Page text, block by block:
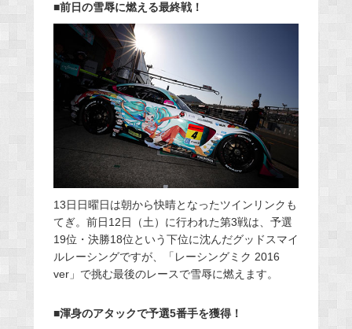
■前日の雪辱に燃える最終戦！
13日日曜日は朝から快晴となったツインリンクも
てぎ。前日12日（土）に行われた第3戦は、予選
19位・決勝18位という下位に沈んだグッドスマイ
ルレーシングですが、「レーシングミク 2016
ver」で挑む最後のレースで雪辱に燃えます。
■渾身のアタックで予選5番手を獲得！